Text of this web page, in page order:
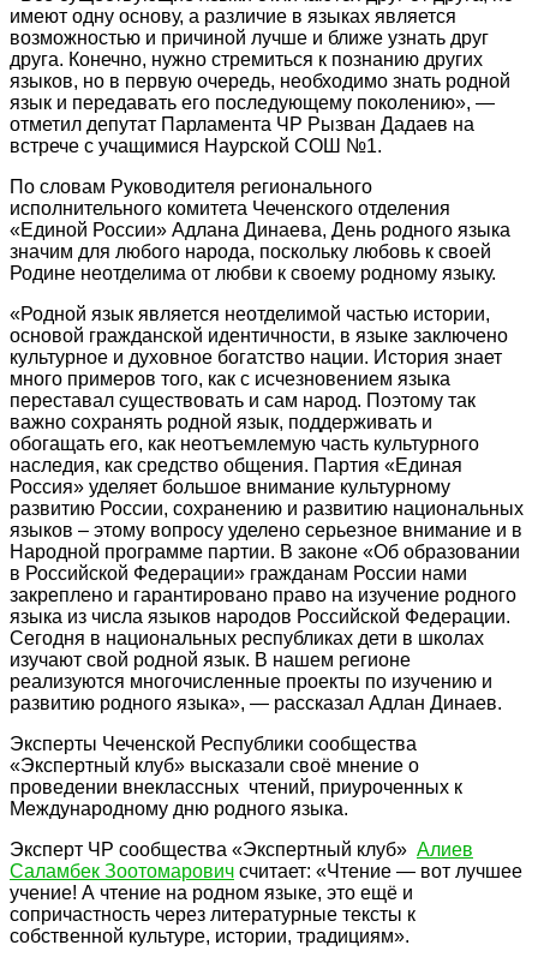
имеют одну основу, а различие в языках является
возможностью и причиной лучше и ближе узнать друг
друга. Конечно, нужно стремиться к познанию других
языков, но в первую очередь, необходимо знать родной
язык и передавать его последующему поколению», —
отметил депутат Парламента ЧР Рызван Дадаев на
встрече с учащимися Наурской СОШ №1.
По словам Руководителя регионального
исполнительного комитета Чеченского отделения
«Единой России» Адлана Динаева, День родного языка
значим для любого народа, поскольку любовь к своей
Родине неотделима от любви к своему родному языку.
«Родной язык является неотделимой частью истории,
основой гражданской идентичности, в языке заключено
культурное и духовное богатство нации. История знает
много примеров того, как с исчезновением языка
переставал существовать и сам народ. Поэтому так
важно сохранять родной язык, поддерживать и
обогащать его, как неотъемлемую часть культурного
наследия, как средство общения. Партия «Единая
Россия» уделяет большое внимание культурному
развитию России, сохранению и развитию национальных
языков – этому вопросу уделено серьезное внимание и в
Народной программе партии. В законе «Об образовании
в Российской Федерации» гражданам России нами
закреплено и гарантировано право на изучение родного
языка из числа языков народов Российской Федерации.
Сегодня в национальных республиках дети в школах
изучают свой родной язык. В нашем регионе
реализуются многочисленные проекты по изучению и
развитию родного языка», — рассказал Адлан Динаев.
Эксперты Чеченской Республики сообщества
«Экспертный клуб» высказали своё мнение о
проведении внеклассных чтений, приуроченных к
Международному дню родного языка.
Эксперт ЧР сообщества «Экспертный клуб» Алиев
Саламбек Зоотомарович считает: «Чтение — вот лучшее
учение! А чтение на родном языке, это ещё и
сопричастность через литературные тексты к
собственной культуре, истории, традициям».